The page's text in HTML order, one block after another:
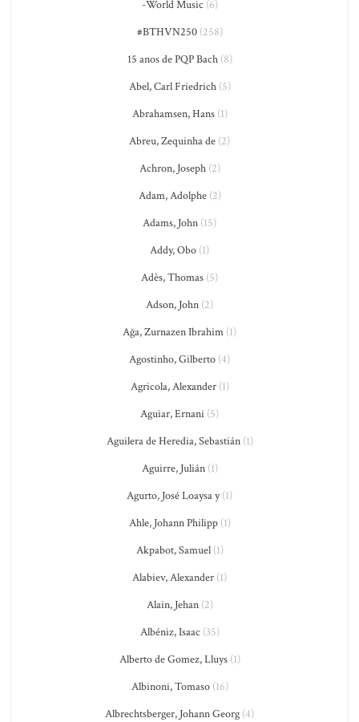
-World Music (6)
#BTHVN250(258)
15 anos de PQP Bach(8)
Abel, Carl Friedrich(5)
Abrahamsen, Hans(1)
Abreu, Zequinha de (2)
Achron, Joseph(2)
Adam, Adolphe(2)
Adams, John (15)
Addy, Obo (1)
Adès, Thomas (5)
Adson, John (2)
Ağa, Zurnazen Ibrahim (1)
Agostinho, Gilberto (4)
Agricola, Alexander(1)
Aguiar, Ernani (5)
Aguilera de Heredia, Sebastián(1)
Aguirre, Julián(1)
Agurto, José Loaysa y(1)
Ahle, Johann Philipp(1)
Akpabot, Samuel(1)
Alabiev, Alexander (1)
Alain, Jehan(2)
Albéniz, Isaac (35)
Alberto de Gomez, Lluys(1)
Albinoni, Tomaso(16)
Albrechtsberger, Johann Georg (4)